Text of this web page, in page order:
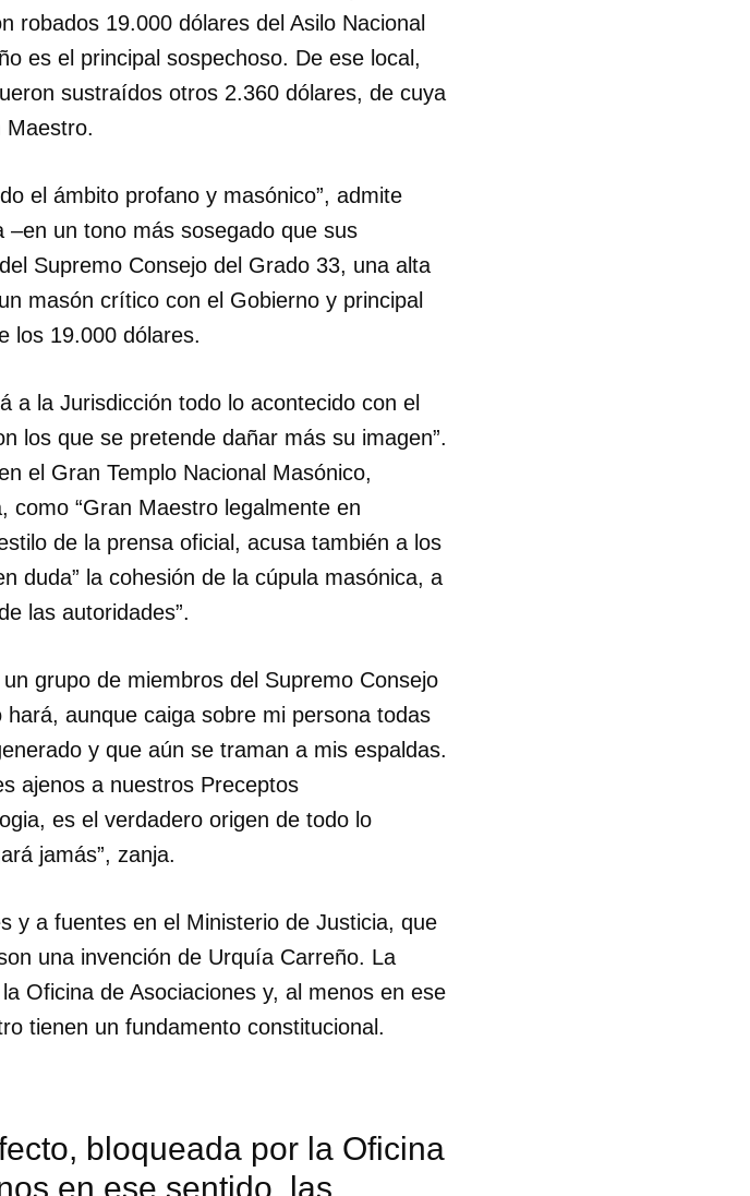
robados 19.000 dólares del Asilo Nacional
es el principal sospechoso. De ese local,
sustraídos otros 2.360 dólares, de cuya
Maestro.
el ámbito profano y masónico”, admite
un tono más sosegado que sus
Supremo Consejo del Grado 33, una alta
masón crítico con el Gobierno y principal
los 19.000 dólares.
a la Jurisdicción todo lo acontecido con el
los que se pretende dañar más su imagen”.
el Gran Templo Nacional Masónico,
como “Gran Maestro legalmente en
de la prensa oficial, acusa también a los
duda” la cohesión de la cúpula masónica, a
las autoridades”.
grupo de miembros del Supremo Consejo
aunque caiga sobre mi persona todas
y que aún se traman a mis espaldas.
ajenos a nuestros Preceptos
es el verdadero origen de todo lo
jamás”, zanja.
y a fuentes en el Ministerio de Justicia, que
una invención de Urquía Carreño. La
Oficina de Asociaciones y, al menos en ese
tienen un fundamento constitucional.
bloqueada por la Oficina
en ese sentido, las